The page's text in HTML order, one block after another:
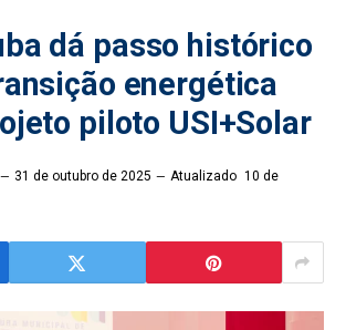
dá passo histórico
energética
piloto USI+Solar
31 de outubro de 2025 Atualizado 10 de